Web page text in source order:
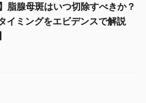
脂腺母斑はいつ切除すべきか？
イミングをエビデンスで解説